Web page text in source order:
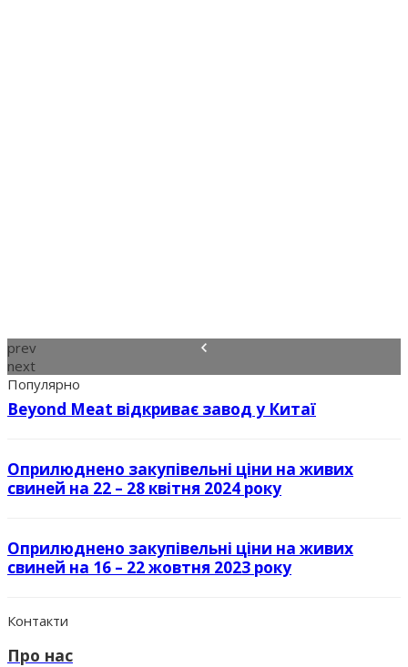
prev
next
Популярно
Beyond Meat відкриває завод у Китаї
Оприлюднено закупівельні ціни на живих
свиней на 22 – 28 квітня 2024 року
Оприлюднено закупівельні ціни на живих
свиней на 16 – 22 жовтня 2023 року
Контакти
Про нас